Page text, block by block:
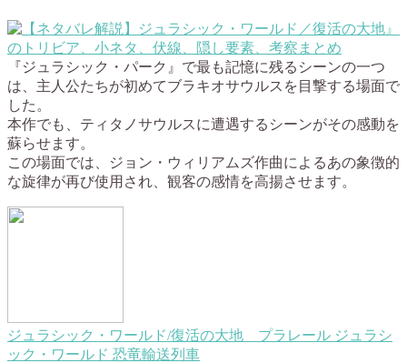
『ジュラシック・パーク』で最も記憶に残るシーンの一つ
は、主人公たちが初めてブラキオサウルスを目撃する場面で
した。
本作でも、ティタノサウルスに遭遇するシーンがその感動を
蘇らせます。
この場面では、ジョン・ウィリアムズ作曲によるあの象徴的
な旋律が再び使用され、観客の感情を高揚させます。
ジュラシック・ワールド/復活の大地 プラレール ジュラシ
ック・ワールド 恐竜輸送列車